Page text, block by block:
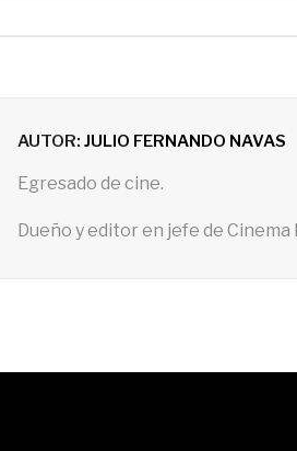
AUTOR:JULIO FERNANDO NAVAS
Egresado de cine.
Dueño y editor en jefe de Cinema